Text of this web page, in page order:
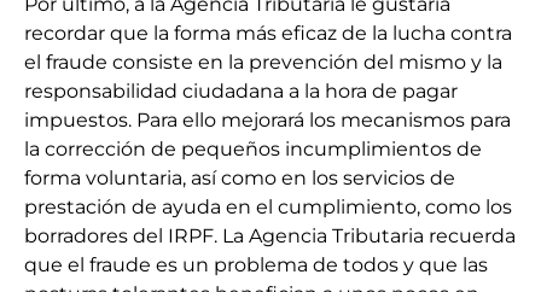
recordar que la forma más eficaz de la lucha contra
el fraude consiste en la prevención del mismo y la
responsabilidad ciudadana a la hora de pagar
impuestos. Para ello mejorará los mecanismos para
la corrección de pequeños incumplimientos de
forma voluntaria, así como en los servicios de
prestación de ayuda en el cumplimiento, como los
borradores del IRPF. La Agencia Tributaria recuerda
que el fraude es un problema de todos y que las